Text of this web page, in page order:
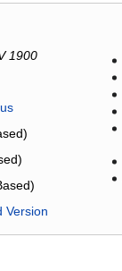
1900
Version